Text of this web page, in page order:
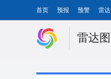
首页 预报 预警 雷达
雷达图